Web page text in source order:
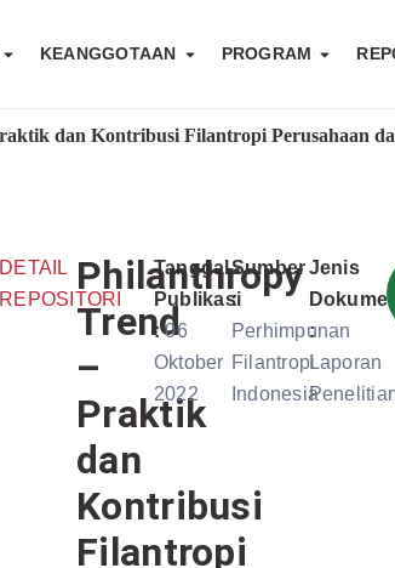
KEANGGOTAAN PROGRAM
dan Kontribusi Filantropi Perusahaan
DETAIL
REPOSITORI
Philanthropy
Trend
–
Praktik
dan
Kontribusi
Filantropi
Tanggal
Publikasi
:06
Oktober
2022
Sumber
:
Perhimpunan
Filantropi
Indonesia
Jenis
Dokumen
:
Laporan